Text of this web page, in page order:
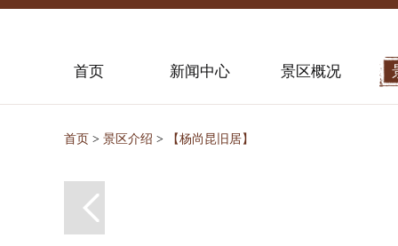
首页 新闻中心 景区概况
首页 > 景区介绍 > 【杨尚昆旧居】